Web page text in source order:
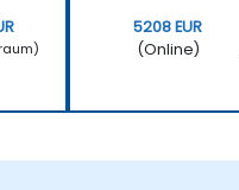
5208 EUR
(Online)